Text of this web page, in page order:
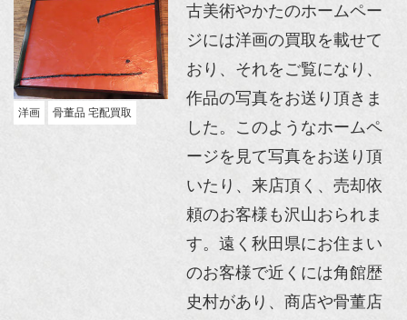
洋画 骨董品 宅配買取
古美術やかたのホームペー
ジには洋画の買取を載せて
おり、それをご覧になり、
作品の写真をお送り頂きま
した。このようなホームペ
ージを見て写真をお送り頂
いたり、来店頂く、売却依
頼のお客様も沢山おられま
す。遠く秋田県にお住まい
のお客様で近くには角館歴
史村があり、商店や骨董店